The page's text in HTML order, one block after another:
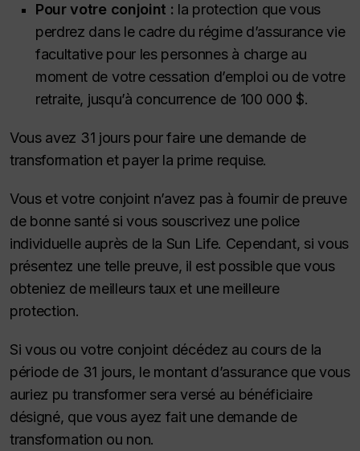
Pour votre conjoint : la protection que vous
perdrez dans le cadre du régime d’assurance vie
facultative pour les personnes à charge au
moment de votre cessation d’emploi ou de votre
retraite, jusqu’à concurrence de 100 000 $.
Vous avez 31 jours pour faire une demande de
transformation et payer la prime requise.
Vous et votre conjoint n’avez pas à fournir de preuve
de bonne santé si vous souscrivez une police
individuelle auprès de la Sun Life. Cependant, si vous
présentez une telle preuve, il est possible que vous
obteniez de meilleurs taux et une meilleure
protection.
Si vous ou votre conjoint décédez au cours de la
période de 31 jours, le montant d’assurance que vous
auriez pu transformer sera versé au bénéficiaire
désigné, que vous ayez fait une demande de
transformation ou non.